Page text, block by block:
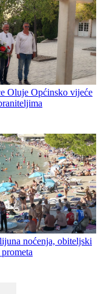
Oluje Općinsko vijeće
noćenja, obiteljski